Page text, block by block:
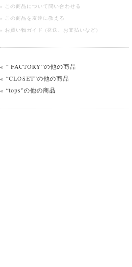
» この商品について問い合わせる
» この商品を友達に教える
» お買い物ガイド (発送、お支払いなど)
« “ FACTORY”の他の商品
« “CLOSET”の他の商品
« “tops”の他の商品